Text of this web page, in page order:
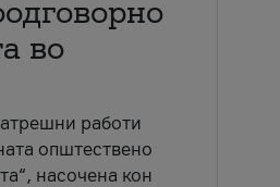
во
работи
општествено
насочена кон